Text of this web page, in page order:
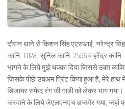
दौरान थाने से किशन सिंह एएसआई, नरेन्द्र
कानि. 1028, सुनिल कानि. 2556 व हरेंद्र
भागने के लिये मुझे धक्का दिया जिससे उक्त
जिसके पीछे उवअम प्रिंट किया हुआ है, मेरे हाथ
डिजायर सफेद रंग की गाडी को लेकर भाग गया।
करवाने के लिये जेएलएनएच अजमेर गया, जहां